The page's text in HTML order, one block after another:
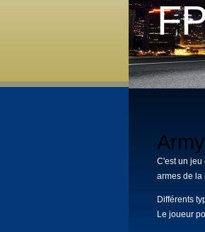
C'est un jeu
armes de la
Différents
Le joueur